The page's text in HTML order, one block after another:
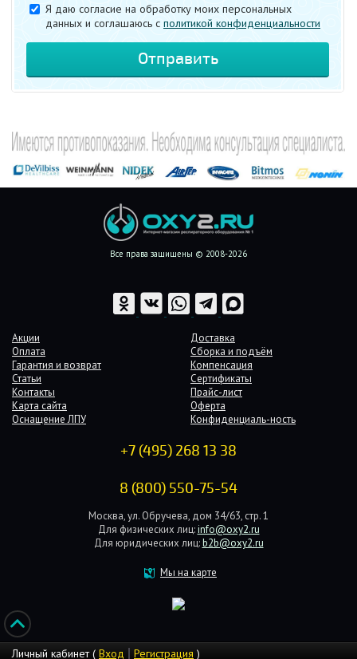
Я даю согласие на обработку моих персональных
данных и соглашаюсь c политикой конфиденциальности
Все права защищены © 2008-2026
Акции
Доставка
Оплата
Сборка и подъём
Гарантия и возврат
Компенсация
Статьи
Сертификаты
Контакты
Прайс-лист
Карта сайта
Оферта
Оснащение ЛПУ
Конфиденциаль-ность
+7 (495) 268 13 38
8 (800) 550-75-54
Москва, ул. Обручева, дом 34/63, стр. 1
Для физических лиц: info@oxy2.ru
Для юридических лиц: b2b@oxy2.ru
Мы на карте
Личный кабинет ( Вход Регистрация )